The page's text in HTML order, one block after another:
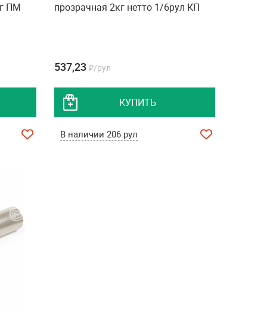
ПМ
прозрачная 2кг нетто 1/6рул КП
537,23 ₽/рул
КУПИТЬ
В наличии 206 рул